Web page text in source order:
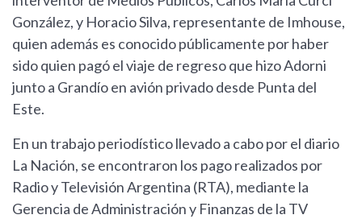
González, y Horacio Silva, representante de Imhouse,
quien además es conocido públicamente por haber
sido quien pagó el viaje de regreso que hizo Adorni
junto a Grandío en avión privado desde Punta del
Este.
En un trabajo periodístico llevado a cabo por el diario
La Nación, se encontraron los pago realizados por
Radio y Televisión Argentina (RTA), mediante la
Gerencia de Administración y Finanzas de la TV